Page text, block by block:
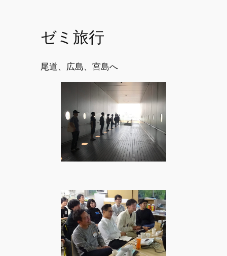
ゼミ旅行
尾道、広島、宮島へ